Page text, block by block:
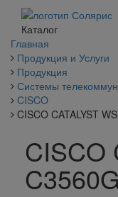
Каталог
Главная
Продукция и Услуги
Продукция
Системы
CISCO
CISCO CATALYST
CISCO